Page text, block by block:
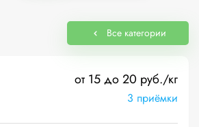
Все категории
от 15 до 20 руб./кг
3 приёмки